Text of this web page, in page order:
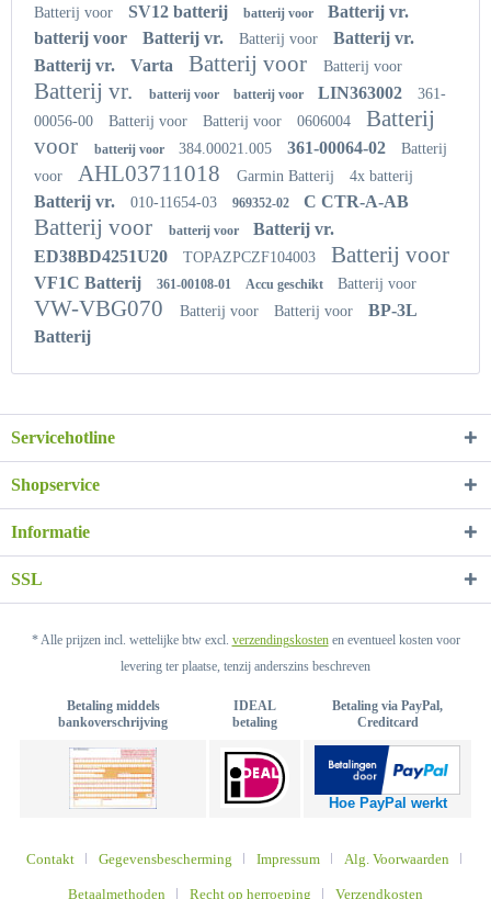
Batterij voor SV12 batterij batterij voor
Batterij vr.
batterij voor
Batterij vr. Batterij voor
Batterij vr.
Batterij vr.
Varta Batterij voor Batterij voor
Batterij vr. batterij voor batterij voor LIN363002
361-
00056-00
Batterij voor Batterij voor 0606004
Batterij
voor
batterij voor 384.00021.005 361-00064-02
Batterij
voor
AHL03711018 Garmin Batterij 4x batterij
Batterij vr. 010-11654-03 969352-02 C CTR-A-AB
Batterij voor batterij voor
Batterij vr.
ED38BD4251U20
TOPAZPCZF104003 Batterij voor
VF1C Batterij 361-00108-01 Accu geschikt Batterij voor
VW-VBG070 Batterij voor Batterij voor
BP-3L
Batterij
Servicehotline
Shopservice
Informatie
SSL
* Alle prijzen incl. wettelijke btw excl. verzendingskostenen eventueel kosten voor
levering ter plaatse, tenzij anderszins beschreven
Betaling middels
bankoverschrijving
IDEAL
betaling
Betaling via PayPal,
Creditcard
Hoe PayPal werkt
Contakt Gegevensbescherming Impressum Alg. Voorwaarden
Betaalmethoden Recht op herroeping Verzendkosten